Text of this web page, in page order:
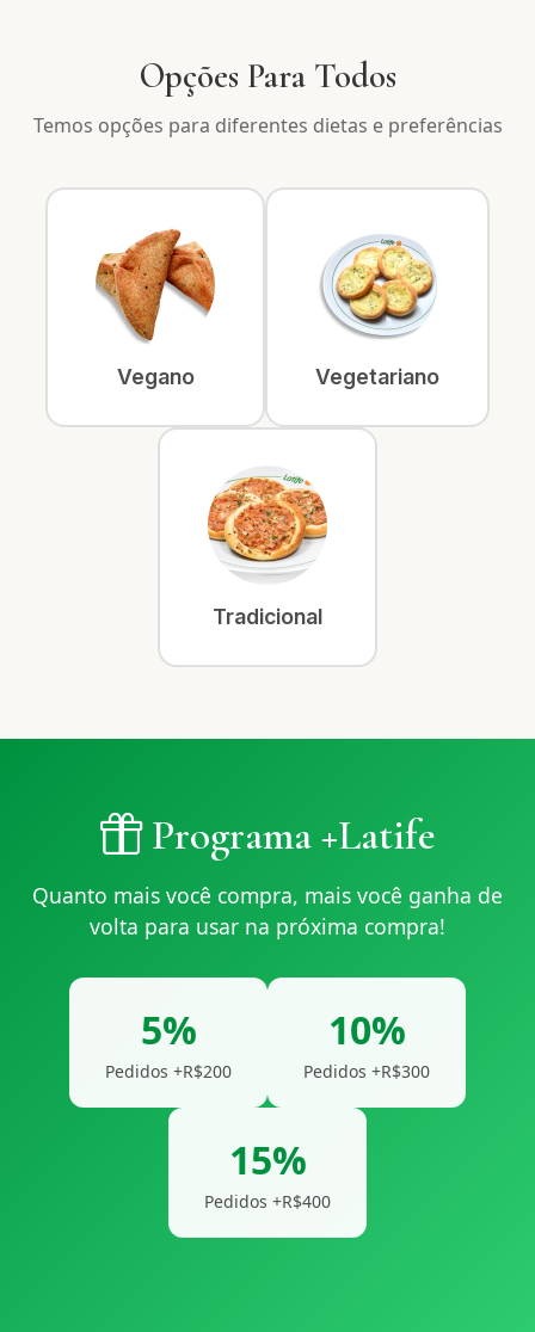
Opções Para Todos
Temos opções para diferentes dietas e preferências
Vegano Vegetariano
Tradicional
Programa +Latife
Quanto mais você compra, mais você ganha de
volta para usar na próxima compra!
5%
Pedidos +R$200
10%
Pedidos +R$300
15%
Pedidos +R$400